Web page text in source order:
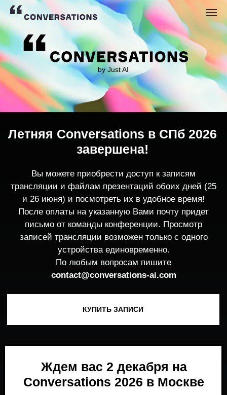
by Just AI
трансляции и файлам презентаций обоих дней (25
После оплаты на указанную Вами почту придет
записей трансляции возможен только с одного
устройства единовременно.
По любым вопросам пишите
contact@conversations-ai.co m
Летняя Conversations в СПб 2026
завершена!
Ждем вас 2 декабря на
Conversations 2026 в Москве
ПОДПИСАТЬСЯ НА НОВОСТИ